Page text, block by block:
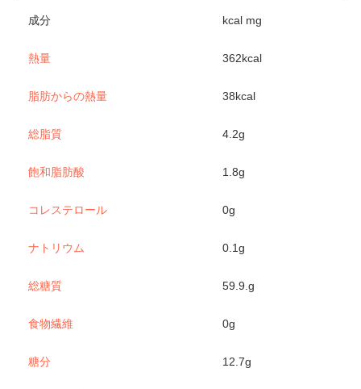
成分 kcal mg
熱量 362kcal
脂肪からの熱量 38kcal
総脂質 4.2g
飽和脂肪酸 1.8g
コレステロール 0g
ナトリウム 0.1g
総糖質 59.9.g
食物繊維 0g
糖分 12.7g